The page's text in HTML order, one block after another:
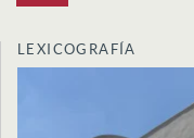
LEXICOGRAFÍA